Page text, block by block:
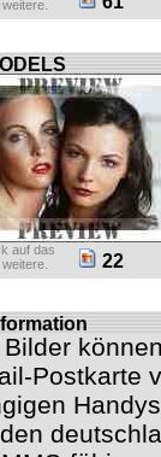
auf das
22
Bilder
Postkarte